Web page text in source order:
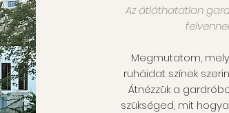
Az átláthatatlan
Megmutatom,
ruháidat színek
Átnézzük a
szükséged, mit